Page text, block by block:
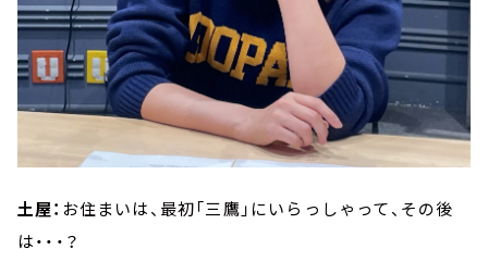
土屋： お住まいは、最初「三鷹」にいらっしゃって、その後
は・・・？